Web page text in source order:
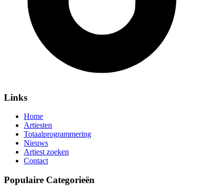
Links
Home
Artiesten
Totaalprogrammering
Nieuws
Artiest zoeken
Contact
Populaire Categorieën